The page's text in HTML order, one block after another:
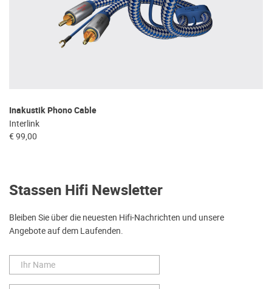
Inakustik Phono Cable
Interlink
€ 99,00
Stassen Hifi Newsletter
Bleiben Sie über die neuesten Hifi-Nachrichten und unsere
Angebote auf dem Laufenden.